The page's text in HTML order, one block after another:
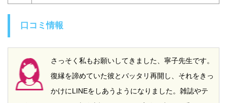
口コミ情報
さっそく私もお願いしてきました、寧子先生です。
復縁を諦めていた彼とバッタリ再開し、それをきっ
かけにLINEをしあうようになりました。雑誌やテ